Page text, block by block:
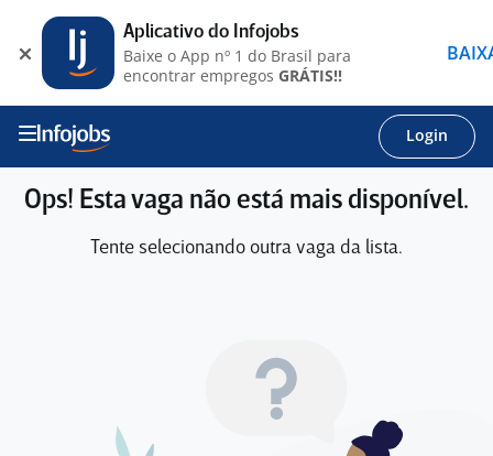
Login
Ops! Esta vaga não está mais disponível.
Tente selecionando outra vaga da lista.
Aplicativo do Infojobs
Baixe o App nº 1 do Brasil para
encontrar empregos GRÁTIS!!